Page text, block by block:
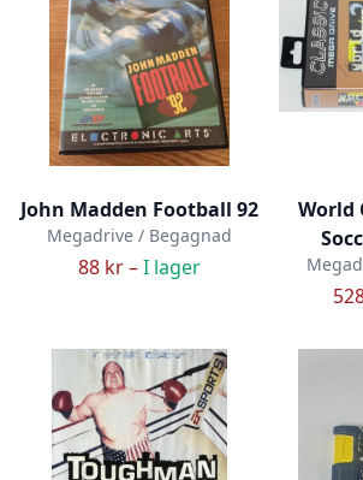
John Madden Football 92
Megadrive / Begagnad
88 kr –I lager
World